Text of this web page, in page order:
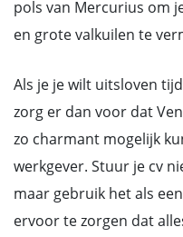
pols van Mercurius om
en grote valkuilen te
Als je je wilt uitsloven
zorg er dan voor dat
zo charmant mogelijk
werkgever. Stuur je cv
maar gebruik het als
ervoor te zorgen dat